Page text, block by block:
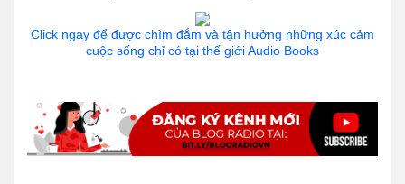
Click ngay để được chìm đắm và tận hưởng những xúc cảm
cuộc sống chỉ có tại thế giới Audio Books